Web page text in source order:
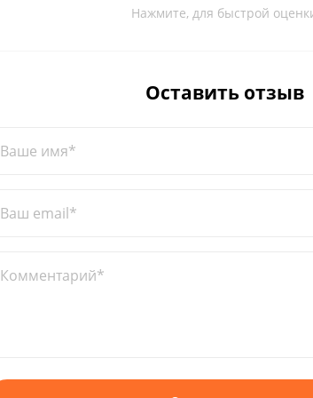
Нажмите, для быстрой
Оставить отзыв
Ваше имя*
Ваш email*
Комментарий*